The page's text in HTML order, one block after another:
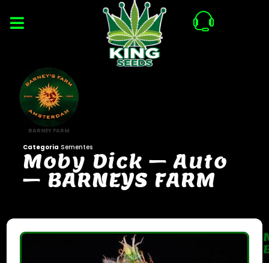
BARNEY FARM
Categoria Sementes
Moby Dick – Auto
– BARNEYS FARM